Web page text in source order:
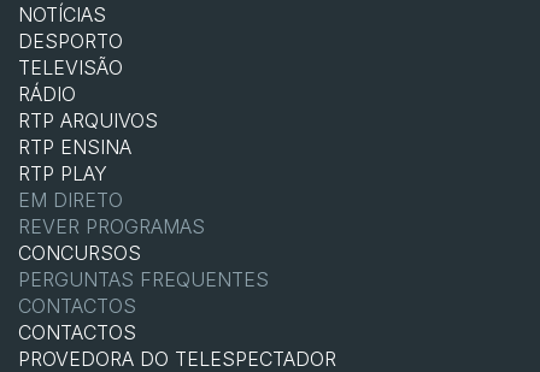
NOTÍCIAS
DESPORTO
TELEVISÃO
RÁDIO
RTP ARQUIVOS
RTP ENSINA
RTP PLAY
EM DIRETO
REVER PROGRAMAS
CONCURSOS
PERGUNTAS FREQUENTES
CONTACTOS
CONTACTOS
PROVEDORA DO TELESPECTADOR